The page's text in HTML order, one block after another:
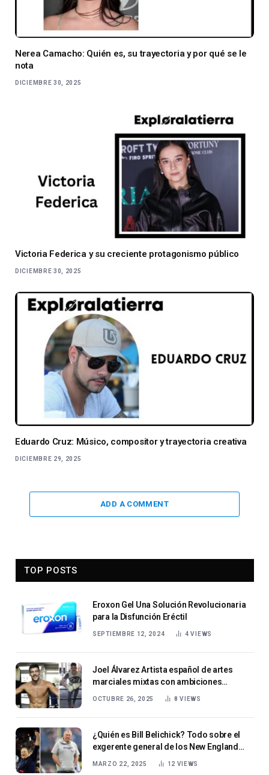
Nerea Camacho: Quién es, su trayectoria y por qué se le
nota
DICIEMBRE 30, 2025
Victoria Federica y su creciente protagonismo público
DICIEMBRE 30, 2025
Eduardo Cruz: Músico, compositor y trayectoria creativa
DICIEMBRE 29, 2025
ADD A COMMENT
TOP POSTS
Eroxon Gel Una Solución Revolucionaria
para la Disfunción Eréctil
SEPTIEMBRE 12, 2024 4VIEWS
Joel Álvarez Artista español de artes
marciales mixtas con ambiciones
globales
OCTUBRE 26, 2025 8VIEWS
¿Quién es Bill Belichick? Todo sobre el
exgerente general de los New England
Patriots
MARZO 22, 2025 12 VIEWS